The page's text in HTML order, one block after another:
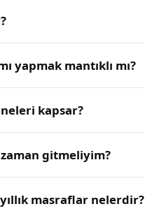
yapmak mantıklı mı?
neleri kapsar?
gitmeliyim?
masraflar nelerdir?